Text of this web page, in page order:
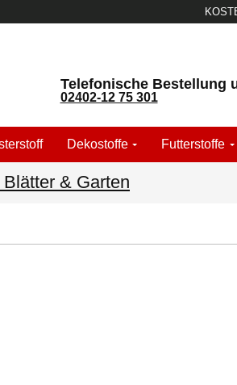
Telefonische Bestellung
02402-12 75 301
Dekostoffe Futterstoffe
& Garten